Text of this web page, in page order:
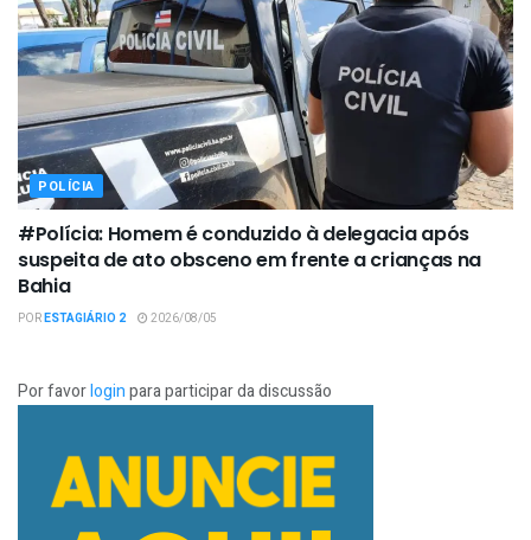
POLÍCIA
#Polícia: Homem é conduzido à delegacia após
suspeita de ato obsceno em frente a crianças na
Bahia
PORESTAGIÁRIO 2 2026/08/05
Por favorloginpara participar da discussão